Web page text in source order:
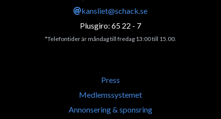
kansliet@schack.se
Plusgiro: 65 22 - 7
*Telefontider är måndag till fredag 13:00 till 15.00.
Press
Medlemssystemet
Annonsering & sponsring